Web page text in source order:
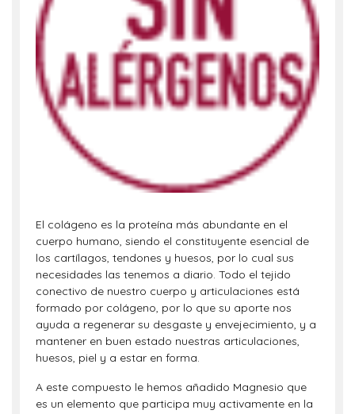
El colágeno es la proteína más abundante en el
cuerpo humano, siendo el constituyente esencial de
los cartílagos, tendones y huesos, por lo cual sus
necesidades las tenemos a diario. Todo el tejido
conectivo de nuestro cuerpo y articulaciones está
formado por colágeno, por lo que su aporte nos
ayuda a regenerar su desgaste y envejecimiento, y a
mantener en buen estado nuestras articulaciones,
huesos, piel y a estar en forma.
A este compuesto le hemos añadido Magnesio que
es un elemento que participa muy activamente en la